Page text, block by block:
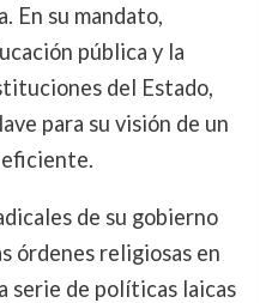
En su mandato,
pública y la
del Estado,
para su visión de un
de su gobierno
órdenes religiosas en
serie de políticas laicas